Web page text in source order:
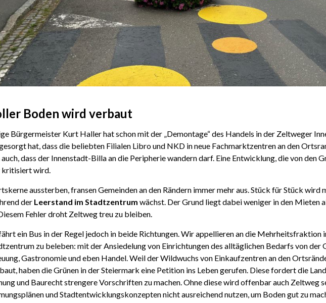
Boden wird verbaut
Bürgermeister Kurt Haller hat schon mit der „Demontage“ des Handels in der Zeltweger
hat, dass die beliebten Filialen Libro und NKD in neue Fachmarktzentren an den
dass der Innenstadt-Billa an die Peripherie wandern darf. Eine Entwicklung, die von den
wird.
aussterben, fransen Gemeinden an den Rändern immer mehr aus. Stück für Stück
der Leerstand im Stadtzentrum wächst. Der Grund liegt dabei weniger in den Mieten
Fehler droht Zeltweg treu zu bleiben.
ein Bus in der Regel jedoch in beide Richtungen. Wir appellieren an die Mehrheitsfraktion
zu beleben: mit der Ansiedelung von Einrichtungen des alltäglichen Bedarfs von der
Gastronomie und eben Handel. Weil der Wildwuchs von Einkaufzentren an den
haben die Grünen in der Steiermark eine Petition ins Leben gerufen. Diese fordert die
und Baurecht strengere Vorschriften zu machen. Ohne diese wird offenbar auch Zeltweg
und Stadtentwicklungskonzepten nicht ausreichend nutzen, um Boden gut zu